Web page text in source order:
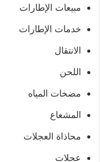
مبيعات الإطارات
خدمات الإطارات
الانتقال
اللحن
مضخات المياه
المشعاع
محاذاة العجلات
عجلات